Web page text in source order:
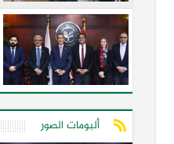
ألبومات الصور